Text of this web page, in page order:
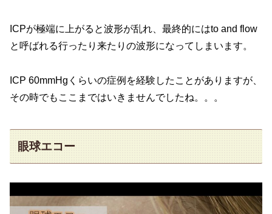
ICPが極端に上がると波形が乱れ、最終的にはto and flow
と呼ばれる行ったり来たりの波形になってしまいます。
ICP 60mmHgくらいの症例を経験したことがありますが、
その時でもここまではいきませんでしたね。。。
眼球エコー